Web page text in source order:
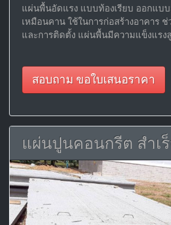
แผ่นพื้นอัดแรง แบบท้องเรียบ ออกแบ
เหมือนคาน ใช้ในการก่อสร้างอาคาร ช่
และการติดตั้ง แผ่นพื้นมีความแข็งแรง
สอบถาม ขอใบเสนอราคา
แผ่นปูนคอนกรีต สำเ